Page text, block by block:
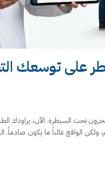
على توسعك
تحت السيطرة. الآن، يراودك
ولكن الواقع غالباً ما يكون صادماً.